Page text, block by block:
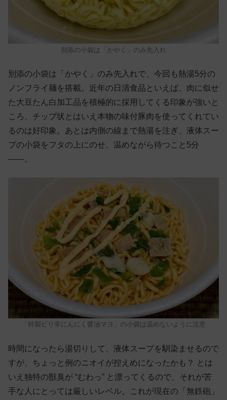
別添の小袋は「かやく」のみ先入れ
別添の小袋は「かやく」のみ先入れで、今回も熱湯5分の
ノンフライ麺を搭載。近年の日清食品といえば、肉に似せ
た大豆たん白加工品を積極的に採用してくる印象が強いと
ころ、チップ状とはいえ本物の味付豚肉を使ってくれてい
るのは好印象。あとは内側の線まで熱湯を注ぎ、液体スー
プの小袋をフタの上にのせ、温めながら待つこと5分
——。
「特製ピリ辛にんにく醤油マヨ」の小袋は温めないように注意
時間になったら湯切りして、液体スープを馴染ませるので
すが、ちょっと例のニオイが控えめになったかも？ とは
いえ独特の獣臭が “むわっ” と漂ってくるので、それが苦
手な人にとっては厳しいレベル。これが現在の「無鉄砲」